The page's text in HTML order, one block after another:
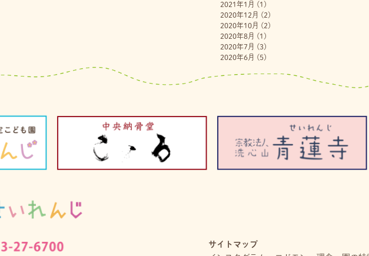
2021年1月 (1)
2020年12月 (2)
2020年10月 (2)
2020年8月 (1)
2020年7月 (3)
2020年6月 (5)
サイトマップ